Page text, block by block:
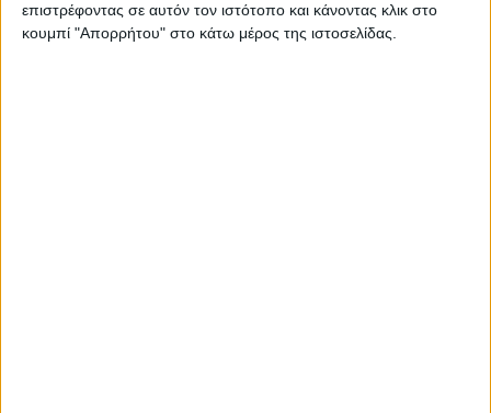
επιστρέφοντας σε αυτόν τον ιστότοπο και κάνοντας κλικ στο
κουμπί "Απορρήτου" στο κάτω μέρος της ιστοσελίδας.
04_26_WINE_TRAILS 02_26_WINE_TRAILS